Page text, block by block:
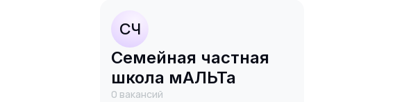
СЧ
Семейная частная
школа мАЛЬТа
0 вакансий